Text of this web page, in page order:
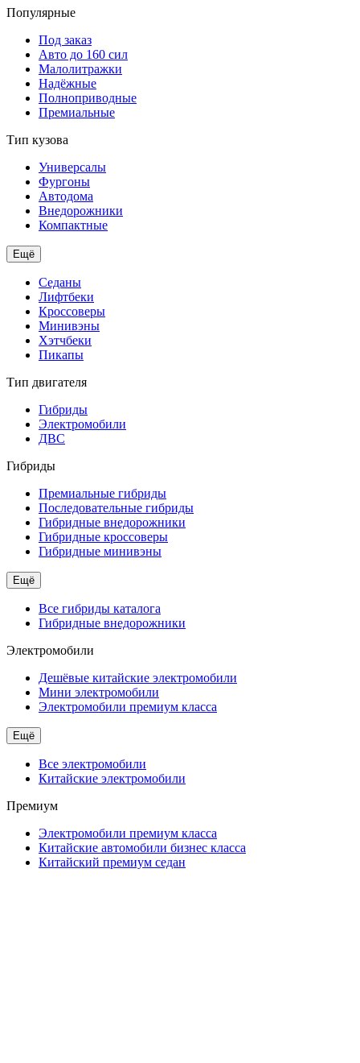
Популярные
Под заказ
Авто до 160 сил
Малолитражки
Надёжные
Полноприводные
Премиальные
Тип кузова
Универсалы
Фургоны
Автодома
Внедорожники
Компактные
Ещё
Седаны
Лифтбеки
Кроссоверы
Минивэны
Хэтчбеки
Пикапы
Тип двигателя
Гибриды
Электромобили
ДВС
Гибриды
Премиальные гибриды
Последовательные гибриды
Гибридные внедорожники
Гибридные кроссоверы
Гибридные минивэны
Ещё
Все гибриды каталога
Гибридные внедорожники
Электромобили
Дешёвые китайские электромобили
Мини электромобили
Электромобили премиум класса
Ещё
Все электромобили
Китайские электромобили
Премиум
Электромобили премиум класса
Китайские автомобили бизнес класса
Китайский премиум седан